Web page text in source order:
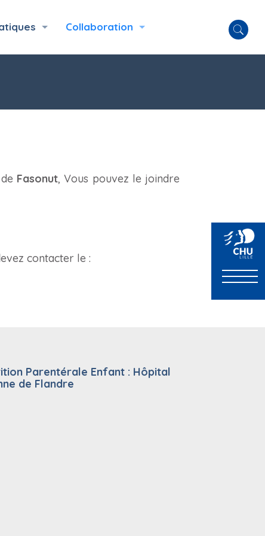
Collaboration
Fasonut, Vous pouvez le joindre
contacter le :
Parentérale Enfant : Hôpital
de Flandre